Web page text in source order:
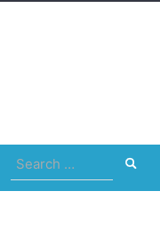
Search
for: